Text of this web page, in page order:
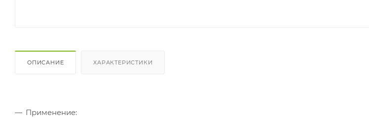
ОПИСАНИЕ ХАРАКТЕРИСТИКИ
Применение: